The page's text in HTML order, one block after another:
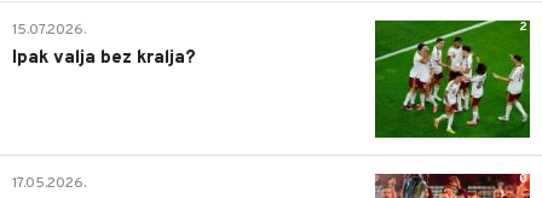
2
15.07.2026.
Ipak valja bez kralja?
0
17.05.2026.